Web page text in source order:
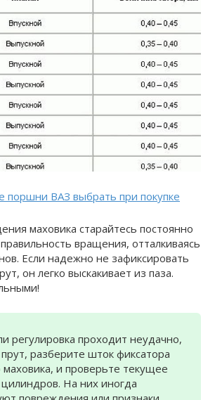
поршни ВАЗ выбрать при покупке
маховика старайтесь постоянно
вращения, отталкиваясь
Если надежно не зафиксировать
он легко выскакивает из паза.
регулировка проходит неудачно,
разберите шток фиксатора
и проверьте текущее
На них иногда